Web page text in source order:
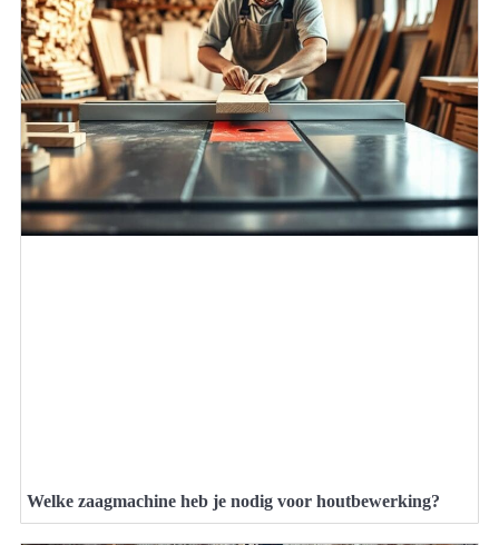
Welke zaagmachine heb je nodig voor houtbewerking?